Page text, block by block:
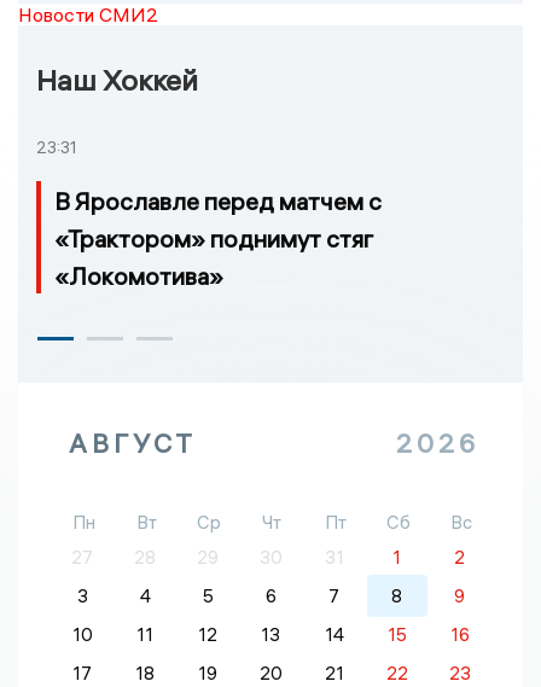
Новости СМИ2
Наш Хоккей
23:31
В Ярославле перед матчем с
«Трактором» поднимут стяг
«Локомотива»
АВГУСТ 2026
Пн Вт Ср Чт Пт Сб
Вс
27
28 29 30 31 1
2
3
4 5 6 7 8
9
10
11 12 13 14 15
16
17
18 19 20 21 22
23